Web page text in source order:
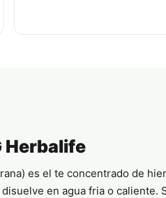
Herbalife
es el te concentrado de
en agua fria o